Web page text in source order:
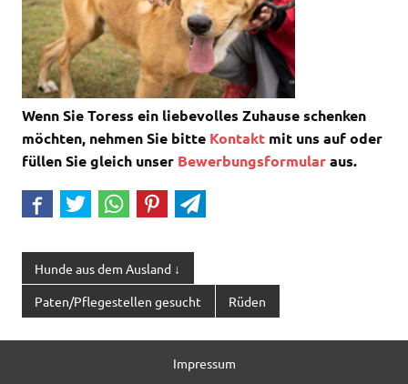
Wenn Sie Toress ein liebevolles Zuhause schenken
möchten, nehmen Sie bitte Kontakt mit uns auf oder
füllen Sie gleich unser Bewerbungsformularaus.
Hunde aus dem Ausland ↓
Paten/Pflegestellen gesucht Rüden
Impressum